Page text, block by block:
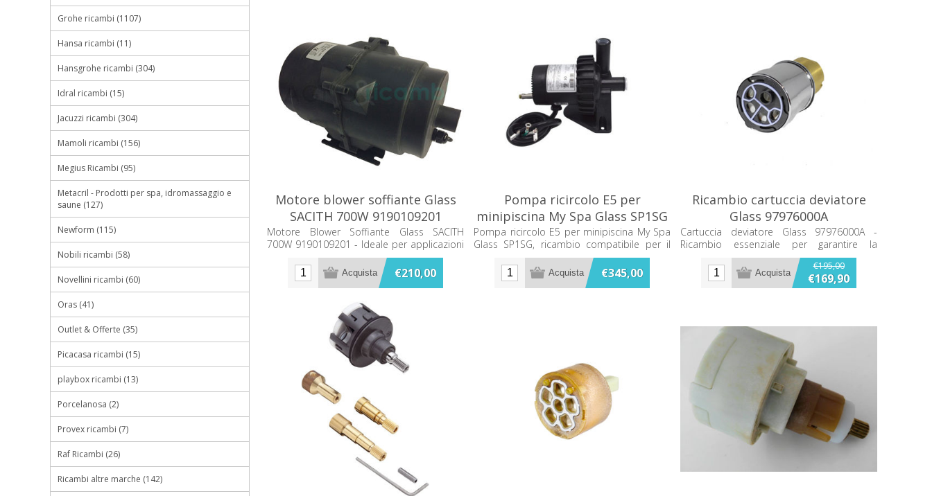
Motore blower soffiante Glass
SACITH 700W 9190109201
Motore Blower Soffiante Glass SACITH
700W 9190109201 - Ideale per applicazioni
versatili di ventilazione e soffiatore,
garantisce efficienza e silenziosità. Perfetto
per progetti fai-da-te e professionali. Scopri
€210,00
Pompa ricircolo E5 per
minipiscina My Spa Glass SP1SG
Pompa ricircolo E5 per minipiscina My Spa
Glass SP1SG, ricambio compatibile per il
corretto funzionamento della minipiscina.
€345,00
Ricambio cartuccia deviatore
Glass 97976000A
Cartuccia deviatore Glass 97976000A -
Ricambio essenziale per garantire la
perfetta funzionalità del tuo sistema di
miscelazione d'acqua. Ideale per
sostituzioni rapide e durevoli, compatibile
€195,00
€169,90
Grohe ricambi (1107)
Hansa ricambi (11)
Hansgrohe ricambi (304)
Idral ricambi (15)
Jacuzzi ricambi (304)
Mamoli ricambi (156)
Megius Ricambi (95)
Metacril - Prodotti per spa, idromassaggio e
saune (127)
Newform (115)
Nobili ricambi (58)
Novellini ricambi (60)
Oras (41)
Outlet & Offerte (35)
Picacasa ricambi (15)
playbox ricambi (13)
Porcelanosa (2)
Provex ricambi (7)
Raf Ricambi (26)
Ricambi altre marche (142)